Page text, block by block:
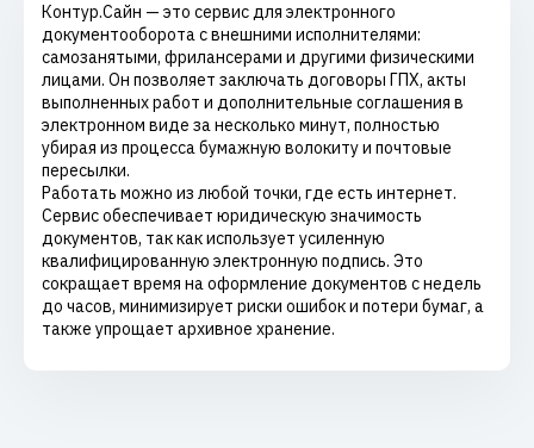
Контур.Сайн — это сервис для электронного
документооборота с внешними исполнителями:
самозанятыми, фрилансерами и другими физическими
лицами. Он позволяет заключать договоры ГПХ, акты
выполненных работ и дополнительные соглашения в
электронном виде за несколько минут, полностью
убирая из процесса бумажную волокиту и почтовые
пересылки.
Работать можно из любой точки, где есть интернет.
Сервис обеспечивает юридическую значимость
документов, так как использует усиленную
квалифицированную электронную подпись. Это
сокращает время на оформление документов с недель
до часов, минимизирует риски ошибок и потери бумаг, а
также упрощает архивное хранение.